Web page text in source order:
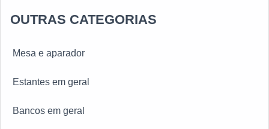
OUTRAS CATEGORIAS
Mesa e aparador
Estantes em geral
Bancos em geral